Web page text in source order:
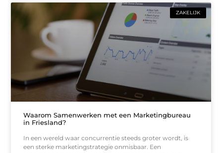
ZAKELIJK
Waarom Samenwerken met een Marketingbureau
in Friesland?
In een wereld waar concurrentie steeds groter wordt, is
een sterke marketingstrategie onmisbaar. Een